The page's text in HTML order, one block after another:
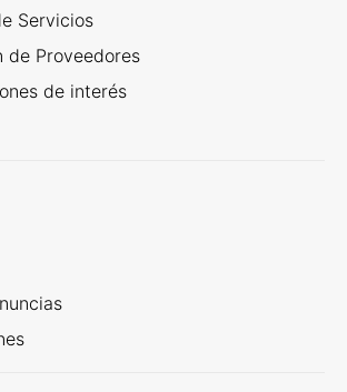
Servicios
de Proveedores
de interés